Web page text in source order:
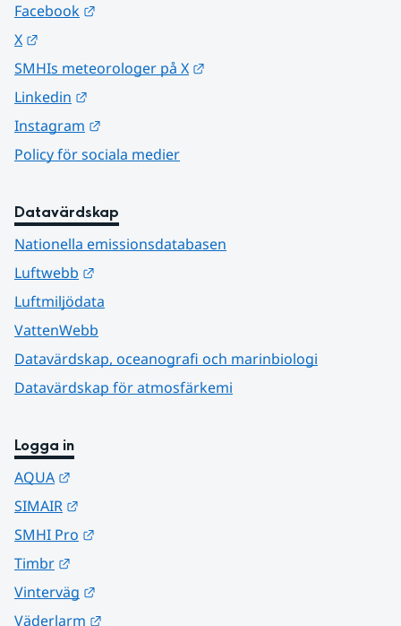
Facebook
X
SMHIs meteorologer på X
Linkedin
Instagram
Policy för sociala medier
Datavärdskap
Nationella emissionsdatabasen
Luftwebb
Luftmiljödata
VattenWebb
Datavärdskap, oceanografi och marinbiologi
Datavärdskap för atmosfärkemi
Logga in
AQUA
SIMAIR
SMHI Pro
Timbr
Vinterväg
Väderlarm